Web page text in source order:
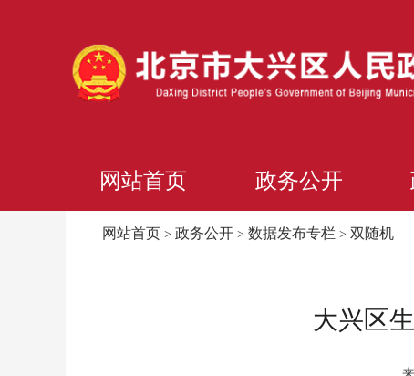
网站首页 政务公开
网站首页 > 政务公开 > 数据发布专栏 > 双随机
大兴区